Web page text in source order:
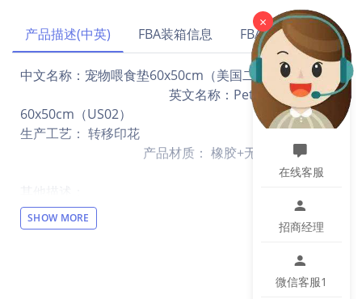
产品描述(中英) FBA装箱信息 FBA运费试算
中文名称：宠物喂食垫60x50cm（美国二号工厂）
英文名称：Pet Feeding Mat
60x50cm（US02）
生产工艺： 转移印花
产品材质： 橡胶+无纺布
【设计说明】全幅印花，单面打印, 底部固定黑色。厚度
3MM。
【产品性能】宠物喂食垫防水防油，阻残渣水渍护地
板。耐磨耐用，多尺寸图案可选，湿布擦或水洗即净，
SHOW MORE
×
在线客服
招商经理
微信客服1